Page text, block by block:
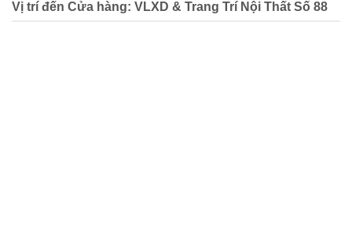
Vị trí đến Cửa hàng: VLXD & Trang Trí Nội Thất Số 88